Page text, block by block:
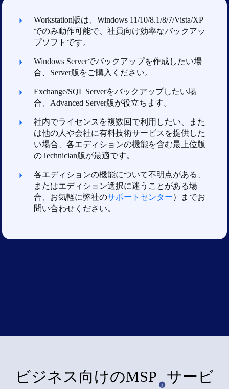
Workstation版は、Windows 11/10/8.1/8/7/Vista/XP
でのみ動作可能で、社員向け効率なバックアッ
プソフトです。
Windows Serverでバックアップを作成したい場
合、Server版をご購入ください。
Exchange/SQL Serverをバックアップしたい場
合、Advanced Server版が役立ちます。
社内でライセンスを複数回で利用したい、また
は他の人や会社に有料技術サービスを提供した
い場合、各エディションの機能を含む最上位版
のTechnician版が最適です。
各エディションの機能について不明点がある、
またはエディション選択に迷うことがある場
合、お気軽に弊社のサポートセンター）までお
問い合わせください。
ビジネス向けのMSP
サービ